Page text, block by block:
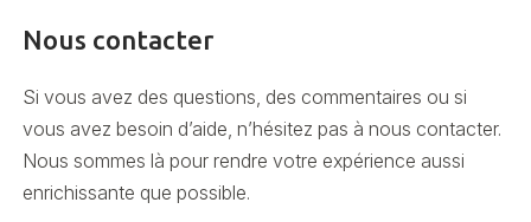
Nous contacter
Si vous avez des questions, des commentaires ou si
vous avez besoin d’aide, n’hésitez pas à nous contacter.
Nous sommes là pour rendre votre expérience aussi
enrichissante que possible.